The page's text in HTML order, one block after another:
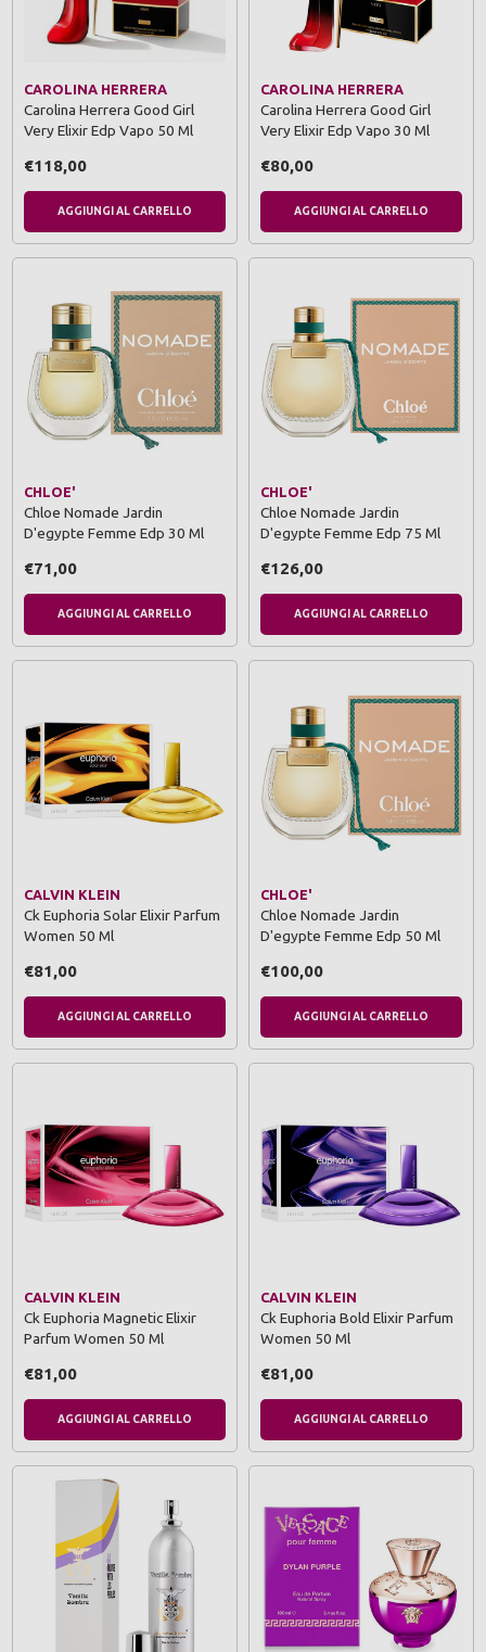
CAROLINA HERRERA
Carolina Herrera Good Girl
Very Elixir Edp Vapo 50 Ml
€118,00
AGGIUNGI AL CARRELLO
CAROLINA HERRERA
Carolina Herrera Good Girl
Very Elixir Edp Vapo 30 Ml
€80,00
AGGIUNGI AL CARRELLO
CHLOE'
Chloe Nomade Jardin
D'egypte Femme Edp 30 Ml
€71,00
AGGIUNGI AL CARRELLO
CHLOE'
Chloe Nomade Jardin
D'egypte Femme Edp 75 Ml
€126,00
AGGIUNGI AL CARRELLO
CALVIN KLEIN
Ck Euphoria Solar Elixir Parfum
Women 50 Ml
€81,00
AGGIUNGI AL CARRELLO
CHLOE'
Chloe Nomade Jardin
D'egypte Femme Edp 50 Ml
€100,00
AGGIUNGI AL CARRELLO
CALVIN KLEIN
Ck Euphoria Magnetic Elixir
Parfum Women 50 Ml
€81,00
AGGIUNGI AL CARRELLO
CALVIN KLEIN
Ck Euphoria Bold Elixir Parfum
Women 50 Ml
€81,00
AGGIUNGI AL CARRELLO